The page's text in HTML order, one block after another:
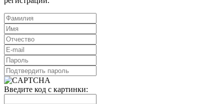
Введите код с картинки: